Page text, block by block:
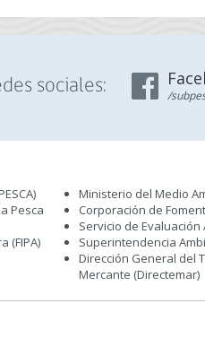
sociales: /
Pesca
(FIPA)
Ministerio del Medio
Corporación de
Servicio de Evaluación
Superintendencia
Dirección General del
Mercante (Directemar)